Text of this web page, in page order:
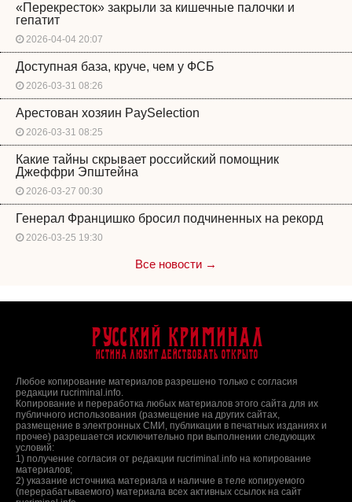
«Перекресток» закрыли за кишечные палочки и
гепатит
2026-04-04 20:07
Доступная база, круче, чем у ФСБ
2026-03-31 08:26
Арестован хозяин PaySelection
2026-03-31 08:25
Какие тайны скрывает российский помощник
Джеффри Эпштейна
2026-03-27 00:30
Генерал Францишко бросил подчиненных на рекорд
2026-03-25 19:30
Все новости →
Русский Криминал
Истина любит действовать открыто
Любое копирование материалов разрешено только с согласия
редакции rucriminal.info.
Копирование и переработка любых материалов этого сайта для их
публичного использования (размещение на других сайтах,
размещение в электронных СМИ, публикации в печатных изданиях и
прочее) разрешается исключительно при выполнении следующих
условий:
1) получение согласия от редакции rucriminal.info на копирование
материалов;
2) указание источника материала и наличие в теле копируемого
(перерабатываемого) материала всех активных ссылок на сайт